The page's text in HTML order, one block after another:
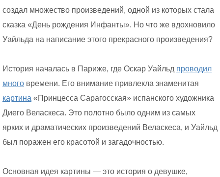
создал множество произведений, одной из которых стала
сказка «День рождения Инфанты». Но что же вдохновило
Уайльда на написание этого прекрасного произведения?
История началась в Париже, где Оскар Уайльд проводил
много времени. Его внимание привлекла знаменитая
картина «Принцесса Сарагосская» испанского художника
Диего Веласкеса. Это полотно было одним из самых
ярких и драматических произведений Веласкеса, и Уайльд
был поражен его красотой и загадочностью.
Основная идея картины — это история о девушке,